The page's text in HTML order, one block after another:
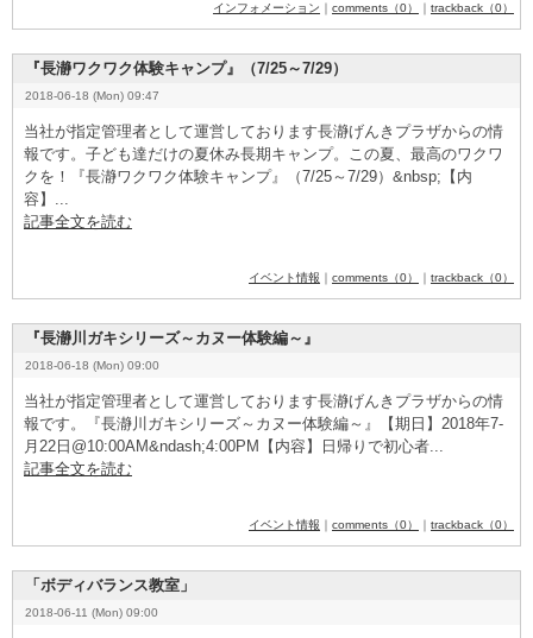
インフォメーション ｜ comments（0） ｜ trackback（0）
『長瀞ワクワク体験キャンプ』（7/25～7/29）
2018-06-18 (Mon) 09:47
当社が指定管理者として運営しております長瀞げんきプラザからの情
報です。子ども達だけの夏休み長期キャンプ。この夏、最高のワクワ
クを！『長瀞ワクワク体験キャンプ』（7­/2­5­～7­/2­9­）&­n­b­s­p­;【内
容】...
記事全文を読む
イベント情報 ｜ comments（0） ｜ trackback（0）
『長瀞川ガキシリーズ～カヌー体験編～』
2018-06-18 (Mon) 09:00
当社が指定管理者として運営しております長瀞げんきプラザからの情
報です。『長瀞川ガキシリーズ～カヌー体験編～』【期日】2­0­1­8­年7­
月2­2 ­日@1­0­:0­0­A­M­&­n­d­a­s ­h­;4­:0­0­P ­M
­【内容】日帰りで初心者...
記事全文を読む
イベント情報 ｜ comments（0） ｜ trackback（0）
「ボディバランス教室」
2018-06-11 (Mon) 09:00